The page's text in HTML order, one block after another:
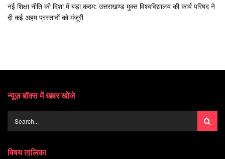
नई शिक्षा नीति की दिशा में बड़ा कदम: उत्तराखण्ड मुक्त विश्वविद्यालय की कार्य परिषद ने
दी कई अहम प्रस्तावों को मंजूरी
न्यूज़ बॉक्स में खबर खोजे
विषय तालिका